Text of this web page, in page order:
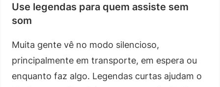
Use legendas para quem assiste sem
som
Muita gente vê no modo silencioso,
principalmente em transporte, em espera ou
enquanto faz algo. Legendas curtas ajudam o